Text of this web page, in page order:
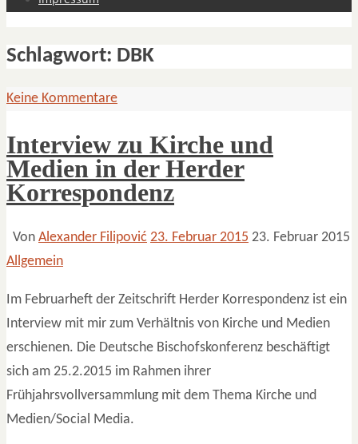
Schlagwort: DBK
Keine Kommentare
Interview zu Kirche und
Medien in der Herder
Korrespondenz
Von Alexander Filipović 23. Februar 2015 23. Februar 2015
Allgemein
Im Februarheft der Zeitschrift Herder Korrespondenz ist ein
Interview mit mir zum Verhältnis von Kirche und Medien
erschienen. Die Deutsche Bischofskonferenz beschäftigt
sich am 25.2.2015 im Rahmen ihrer
Frühjahrsvollversammlung mit dem Thema Kirche und
Medien/Social Media.